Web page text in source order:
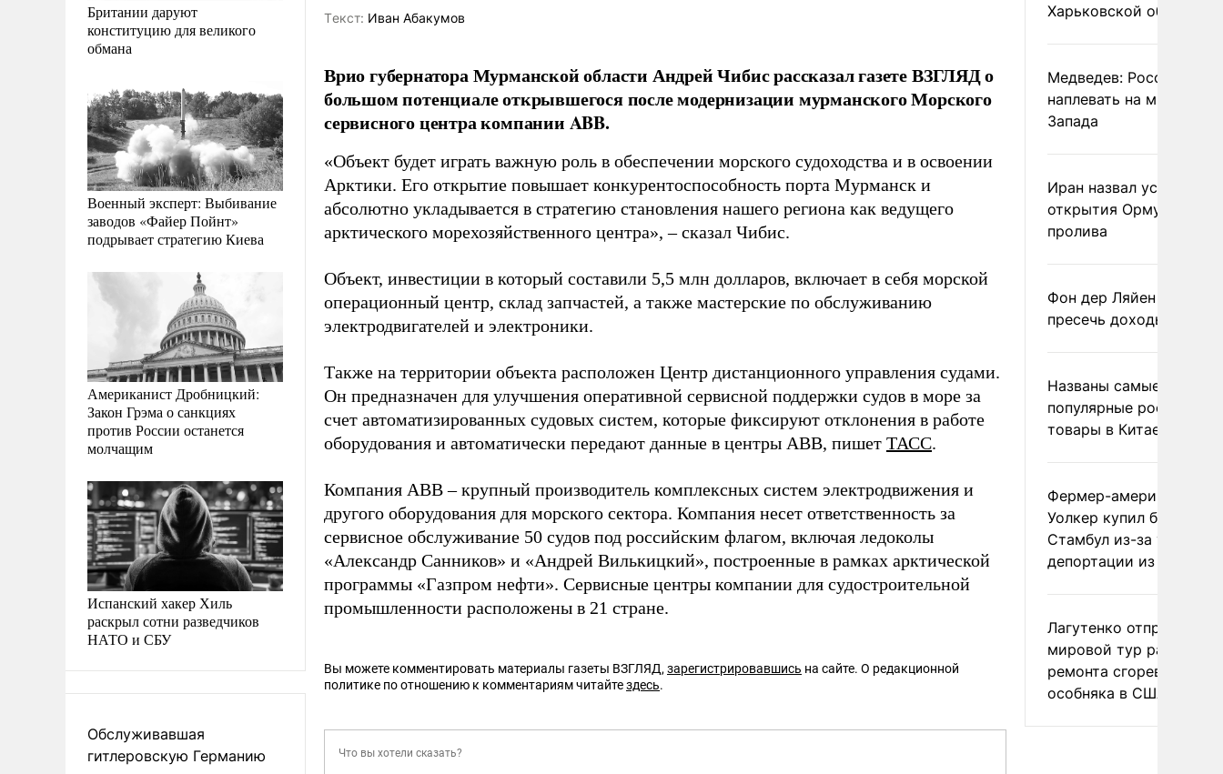
Британии даруют
конституцию для великого
обмана
Военный эксперт: Выбивание
заводов «Файер Пойнт»
подрывает стратегию Киева
Американист Дробницкий:
Закон Грэма о санкциях
против России останется
молчащим
Испанский хакер Хиль
раскрыл сотни разведчиков
НАТО и СБУ
Обслуживавшая
гитлеровскую Германию
Tекст: Иван Абакумов
Врио губернатора Мурманской области Андрей Чибис рассказал газете ВЗГЛЯД о
большом потенциале открывшегося после модернизации мурманского Морского
сервисного центра компании ABB.
«Объект будет играть важную роль в обеспечении морского судоходства и в освоении
Арктики. Его открытие повышает конкурентоспособность порта Мурманск и
абсолютно укладывается в стратегию становления нашего региона как ведущего
арктического морехозяйственного центра», – сказал Чибис.
Объект, инвестиции в который составили 5,5 млн долларов, включает в себя морской
операционный центр, склад запчастей, а также мастерские по обслуживанию
электродвигателей и электроники.
Также на территории объекта расположен Центр дистанционного управления судами.
Он предназначен для улучшения оперативной сервисной поддержки судов в море за
счет автоматизированных судовых систем, которые фиксируют отклонения в работе
оборудования и автоматически передают данные в центры ABB, пишет ТАСС.
Компания ABB – крупный производитель комплексных систем электродвижения и
другого оборудования для морского сектора. Компания несет ответственность за
сервисное обслуживание 50 судов под российским флагом, включая ледоколы
«Александр Санников» и «Андрей Вилькицкий», построенные в рамках арктической
программы «Газпром нефти». Сервисные центры компании для судостроительной
промышленности расположены в 21 стране.
Вы можете комментировать материалы газеты ВЗГЛЯД, зарегистрировавшись на сайте. О редакционной
политике по отношению к комментариям читайтездесь.
Харьковской области
Медведев: России
наплевать на мнение
Запада
Иран назвал условие
открытия Ормузского
пролива
Фон дер Ляйен
пресечь доходы России
Названы самые
популярные российские
товары в Китае
Фермер-американец
Уолкер купил билет в
Стамбул из-за угрозы
депортации из России
Лагутенко отправился в
мировой тур ради
ремонта сгоревшего
особняка в США